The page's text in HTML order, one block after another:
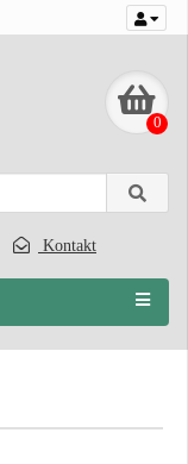
0
Kontakt